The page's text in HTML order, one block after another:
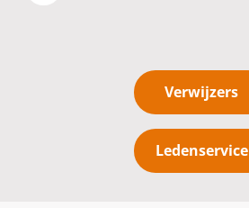
Verwijzers
Ledenservice